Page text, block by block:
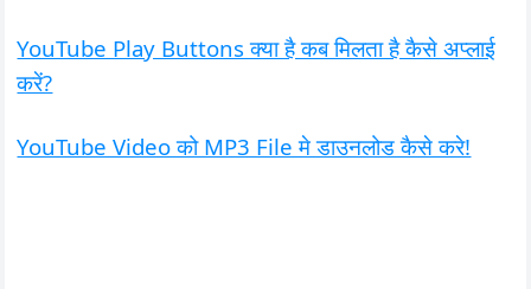
YouTube Play Buttons क्या है कब मिलता है कैसे अप्लाई
करें?
YouTube Video को MP3 File मे डाउनलोड कैसे करे!